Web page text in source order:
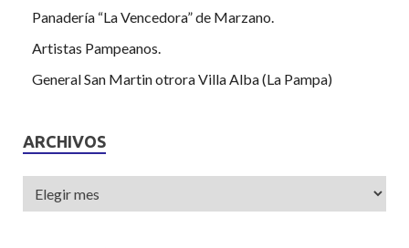
Panadería “La Vencedora” de Marzano.
Artistas Pampeanos.
General San Martin otrora Villa Alba (La Pampa)
ARCHIVOS